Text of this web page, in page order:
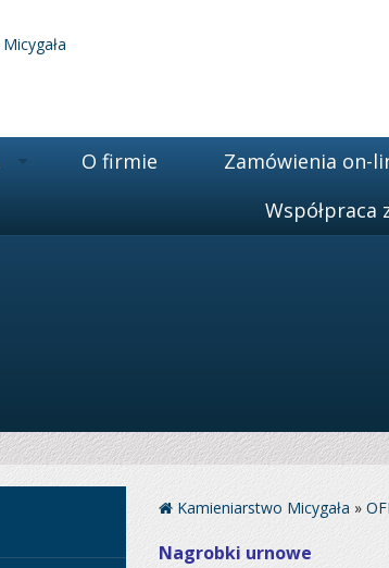
O firmie Zamówienia on-
Kamieniarstwo Micygała »
Nagrobki urnowe